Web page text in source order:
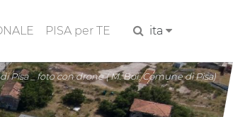
PISA per TE Cerca ita
Pisa _ foto con drone ( M. Boi, Comune di Pisa)